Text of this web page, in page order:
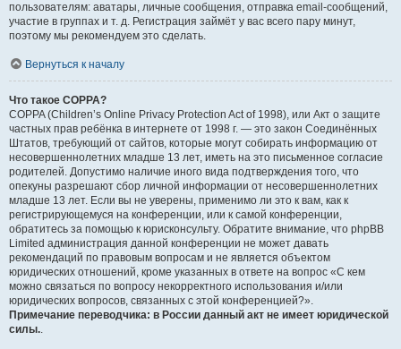
пользователям: аватары, личные сообщения, отправка email-сообщений,
участие в группах и т. д. Регистрация займёт у вас всего пару минут,
поэтому мы рекомендуем это сделать.
Вернуться к началу
Что такое COPPA?
COPPA (Children’s Online Privacy Protection Act of 1998), или Акт о защите
частных прав ребёнка в интернете от 1998 г. — это закон Соединённых
Штатов, требующий от сайтов, которые могут собирать информацию от
несовершеннолетних младше 13 лет, иметь на это письменное согласие
родителей. Допустимо наличие иного вида подтверждения того, что
опекуны разрешают сбор личной информации от несовершеннолетних
младше 13 лет. Если вы не уверены, применимо ли это к вам, как к
регистрирующемуся на конференции, или к самой конференции,
обратитесь за помощью к юрисконсульту. Обратите внимание, что phpBB
Limited администрация данной конференции не может давать
рекомендаций по правовым вопросам и не является объектом
юридических отношений, кроме указанных в ответе на вопрос «С кем
можно связаться по вопросу некорректного использования и/или
юридических вопросов, связанных с этой конференцией?».
Примечание переводчика: в России данный акт не имеет юридической
силы..